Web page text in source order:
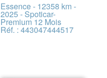
Essence - 12358 km -
2025 - Spoticar-
Premium 12 Mois
Réf. : 443047444517